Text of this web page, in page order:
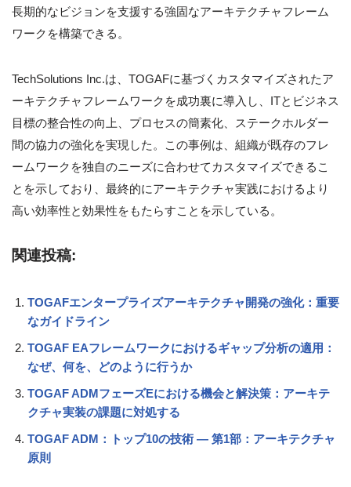
長期的なビジョンを支援する強固なアーキテクチャフレーム
ワークを構築できる。
TechSolutions Inc.は、TOGAFに基づくカスタマイズされたア
ーキテクチャフレームワークを成功裏に導入し、ITとビジネス
目標の整合性の向上、プロセスの簡素化、ステークホルダー
間の協力の強化を実現した。この事例は、組織が既存のフレ
ームワークを独自のニーズに合わせてカスタマイズできるこ
とを示しており、最終的にアーキテクチャ実践におけるより
高い効率性と効果性をもたらすことを示している。
関連投稿:
TOGAFエンタープライズアーキテクチャ開発の強化：重要
なガイドライン
TOGAF EAフレームワークにおけるギャップ分析の適用：
なぜ、何を、どのように行うか
TOGAF ADMフェーズEにおける機会と解決策：アーキテ
クチャ実装の課題に対処する
TOGAF ADM：トップ10の技術 ― 第1部：アーキテクチャ
原則